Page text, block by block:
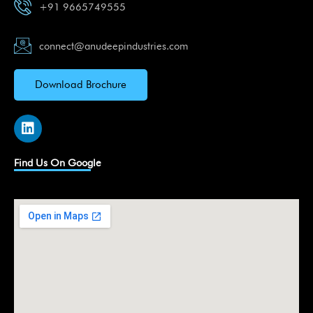
+91 9665749555
connect@anudeepindustries.com
Download Brochure
L
i
k
e
i
n
Find Us On Google